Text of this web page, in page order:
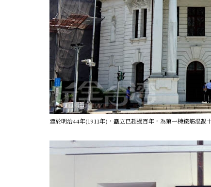
建於明治44年(1911年)，矗立已超過百年，為第一棟鐵筋混凝